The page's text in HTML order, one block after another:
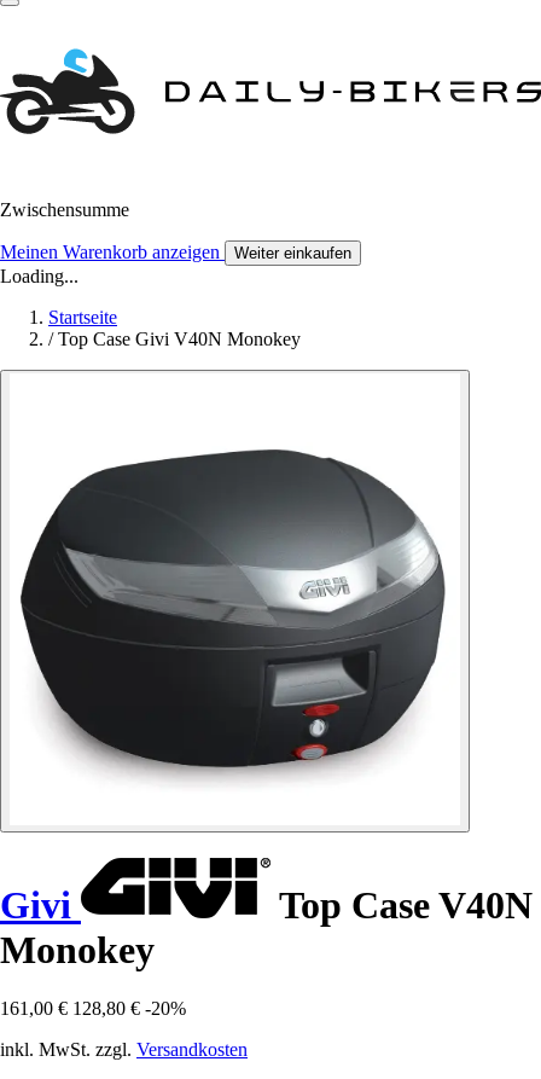
Zwischensumme
Meinen Warenkorb anzeigen Weiter einkaufen
Loading...
Startseite
/ Top Case Givi V40N Monokey
Givi
Top Case V40N
Monokey
161,00 € 128,80 € -20%
inkl. MwSt. zzgl. Versandkosten